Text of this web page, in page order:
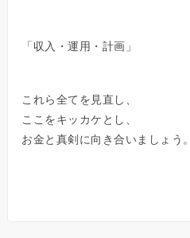
「収入・運用・計画」
これら全てを見直し、
ここをキッカケとし、
お金と真剣に向き合いましょう。